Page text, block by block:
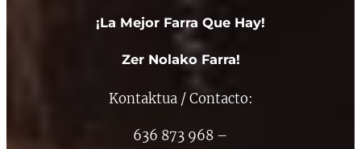
¡La Mejor Farra Que Hay!
Zer Nolako Farra!
Kontaktua / Contacto:
636 873 968 –